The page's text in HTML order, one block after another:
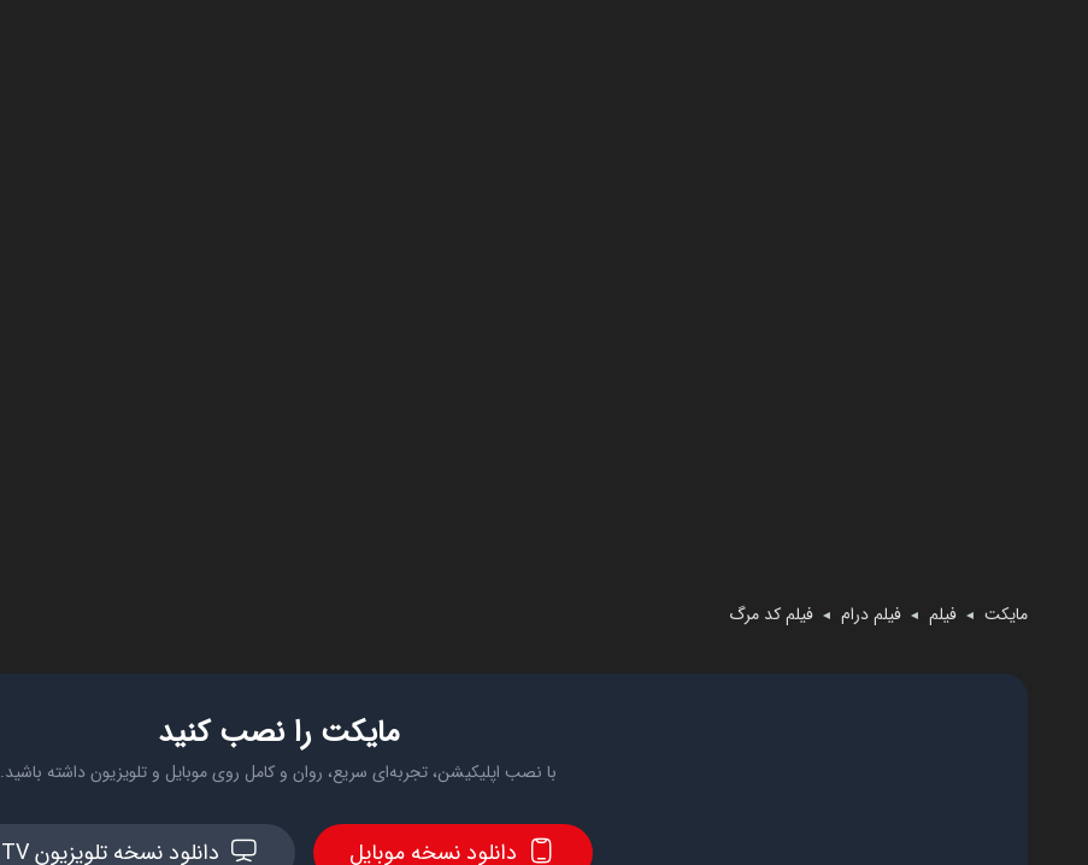
مایکت ◄ فیلم ◄ فیلم درام ◄ فیلم کد مرگ
مایکت را نصب کنید
با نصب اپلیکیشن، تجربه‌ای سریع، روان و کامل روی موبایل و تلویزیون داشته باشید.
دانلود نسخه موبایل دانلود نسخه تلویزیون TV